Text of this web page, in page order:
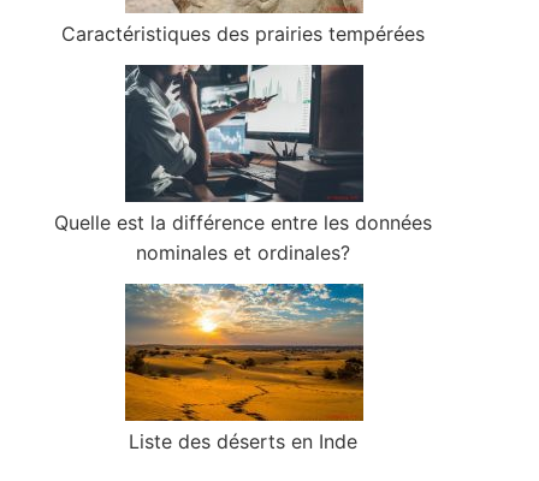
Caractéristiques des prairies tempérées
Quelle est la différence entre les données
nominales et ordinales?
Liste des déserts en Inde